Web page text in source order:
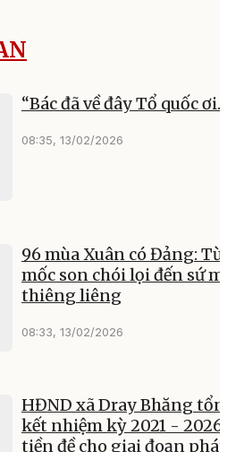
“Bác đã về đây Tổ quốc
08:35, 13/02/2026
96 mùa Xuân có Đảng: Từ
mốc son chói lọi đến sứ
thiêng liêng
08:33, 13/02/2026
HĐND xã Dray Bhăng
kết nhiệm kỳ 2021 -
tiền đề cho giai đoạn phát